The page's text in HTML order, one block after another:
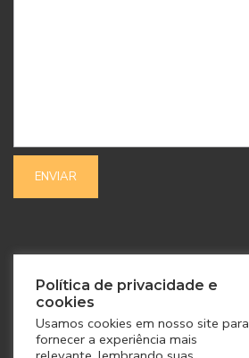
SIGA-NOS
Política de privacidade e
cookies
Usamos cookies em nosso site para
fornecer a experiência mais